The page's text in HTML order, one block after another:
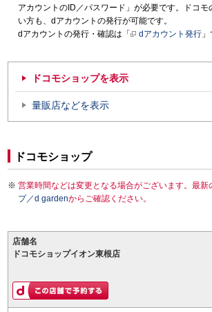
アカウントのID／パスワード」が必要です。ドコモ
い方も、dアカウントの発行が可能です。
dアカウントの発行・確認は「
dアカウント発行
ドコモショップを表示
量販店などを表示
ドコモショップ
営業時間などは変更となる場合がございます。最新
プ／d gardenからご確認ください。
店舗名
ドコモショップイオン東根店